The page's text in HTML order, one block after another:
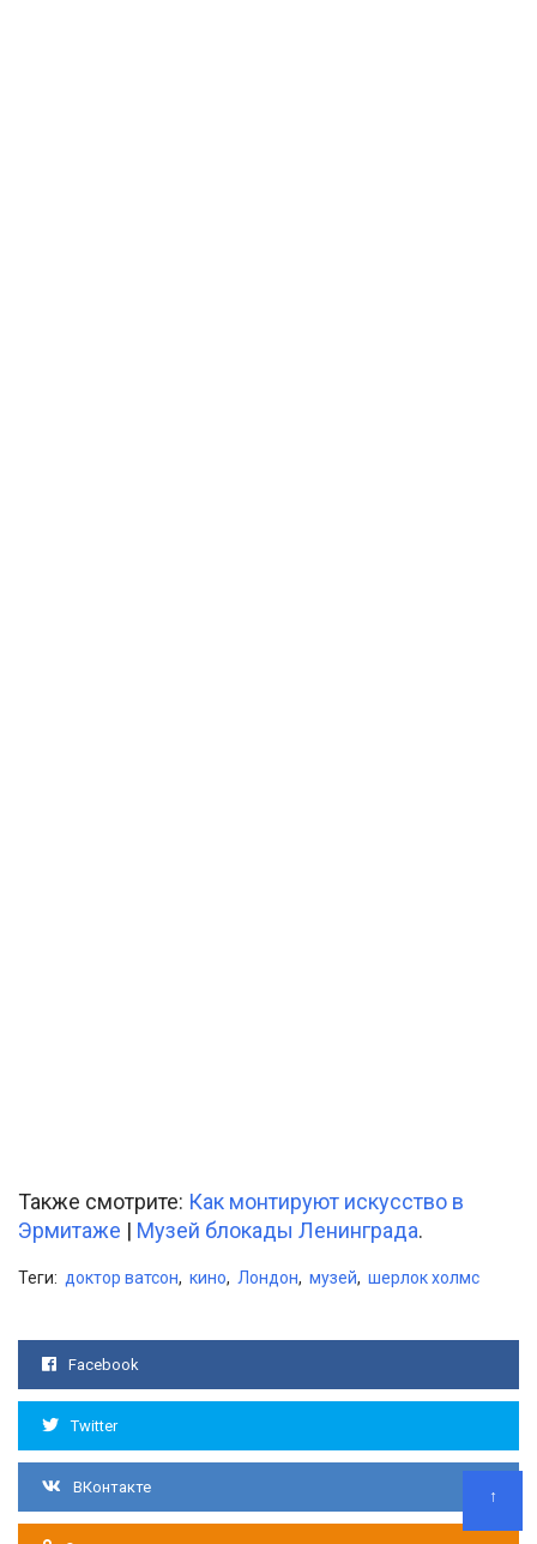
Также смотрите: Как монтируют искусство в
Эрмитаже | Музей блокады Ленинграда.
Теги: доктор ватсон, кино, Лондон, музей, шерлок холмс
Facebook
Twitter
ВКонтакте ↑